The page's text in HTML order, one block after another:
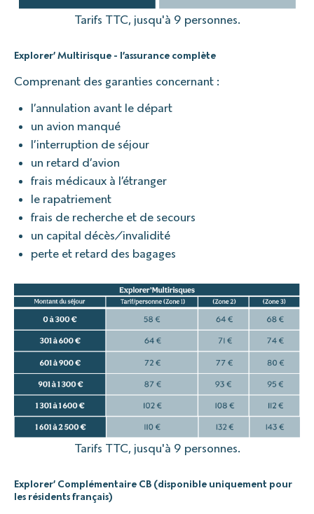
Tarifs TTC, jusqu'à 9 personnes.
Explorer’ Multirisque - l’assurance complète
Comprenant des garanties concernant :
l’annulation avant le départ
un avion manqué
l’interruption de séjour
un retard d’avion
frais médicaux à l’étranger
le rapatriement
frais de recherche et de secours
un capital décès/invalidité
perte et retard des bagages
Tarifs TTC, jusqu'à 9 personnes.
Explorer’ Complémentaire CB (disponible uniquement pour
les résidents français)